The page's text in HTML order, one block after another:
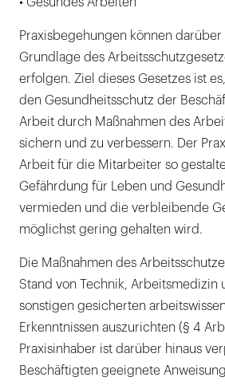
Praxisbegehungen können darüber
Grundlage des
erfolgen. Ziel dieses Gesetzes ist
den Gesundheitsschutz der
Arbeit durch Maßnahmen des
sichern und zu verbessern. Der
Arbeit für die Mitarbeiter so
Gefährdung für Leben und
vermieden und die verbleibende
möglichst gering gehalten wird.
Die Maßnahmen des
Stand von Technik, Arbeitsmedizin
sonstigen gesicherten
Erkenntnissen auszurichten (§ 4
Praxisinhaber ist darüber hinaus
Beschäftigten geeignete